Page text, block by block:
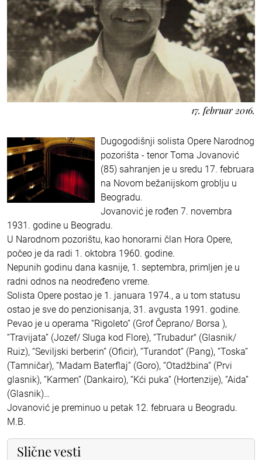
17. februar 2016.
Dugogodišnji solista Opere Narodnog
pozorišta - tenor Toma Jovanović
(85) sahranjen je u sredu 17. februara
na Novom bežanijskom groblju u
Beogradu.
Jovanović je rođen 7. novembra
1931. godine u Beogradu.
U Narodnom pozorištu, kao honorarni član Hora Opere,
počeo je da radi 1. oktobra 1960. godine.
Nepunih godinu dana kasnije, 1. septembra, primljen je u
radni odnos na neodređeno vreme.
Solista Opere postao je 1. januara 1974., a u tom statusu
ostao je sve do penzionisanja, 31. avgusta 1991. godine.
Pevao je u operama “Rigoleto” (Grof Čeprano/ Borsa ),
“Travijata” (Jozef/ Sluga kod Flore), “Trubadur" (Glasnik/
Ruiz), “Seviljski berberin” (Oficir), “Turandot” (Pang), “Toska”
(Tamničar), “Madam Baterflaj” (Goro), “Otadžbina” (Prvi
glasnik), “Karmen” (Dankairo), “Kći puka” (Hortenzije), “Aida”
(Glasnik)…
Jovanović je preminuo u petak 12. februara u Beogradu.
M.B.
Slične vesti